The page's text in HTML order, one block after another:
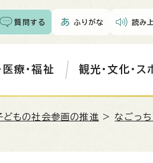
質問する ふりがな 読み
医療・福祉 観光・文化・ス
どもの社会参画の推進 > なごっ